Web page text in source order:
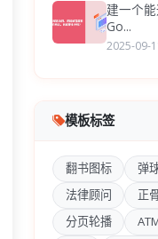
建一个
Go...
2025-09-
模板标签
翻书图标 弹
法律顾问
正
分页轮播